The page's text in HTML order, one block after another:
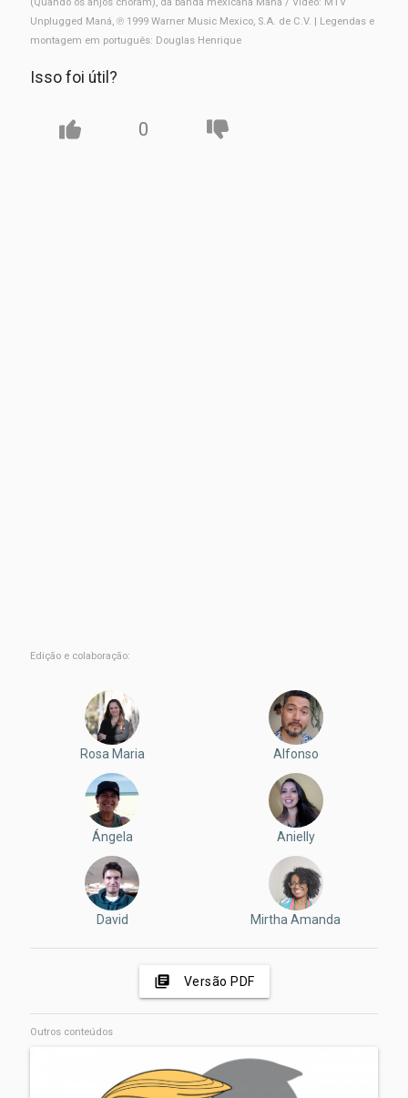
(Quando os anjos choram), da banda mexicana Maná / Vídeo: MTV
Unplugged Maná, ℗ 1999 Warner Music Mexico, S.A. de C.V. | Legendas e
montagem em português: Douglas Henrique
Isso foi útil?
0
Edição e colaboração:
Rosa Maria Alfonso
Ángela Anielly
David Mirtha Amanda
library_books Versão PDF
Outros conteúdos